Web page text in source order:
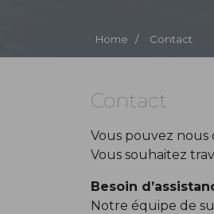
Home / Contact
Contact
Vous pouvez
Vous souhaitez
Besoin
Notre équipe de